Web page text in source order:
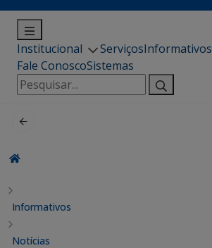
Institucional ServiçosInformativos
Fale ConoscoSistemas
Pesquisar
por:
Informativos
Notícias